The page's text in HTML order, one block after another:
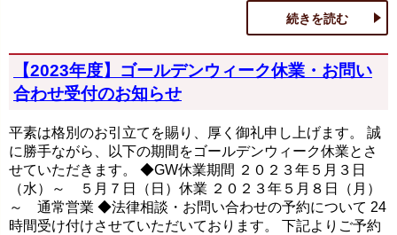
続きを読む
【2023年度】ゴールデンウィーク休業・お問い
合わせ受付のお知らせ
平素は格別のお引立てを賜り、厚く御礼申し上げます。 誠
に勝手ながら、以下の期間をゴールデンウィーク休業とさ
せていただきます。 ◆GW休業期間 ２０２３年５月３日
（水）～ ５月７日（日）休業 ２０２３年５月８日（月）
～ 通常営業 ◆法律相談・お問い合わせの予約について 24
時間受け付けさせていただいております。 下記よりご予約